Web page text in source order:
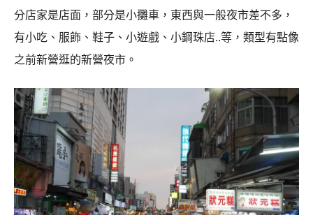
分店家是店面，部分是小攤車，東西與一般夜市差不多，
有小吃、服飾、鞋子、小遊戲、小鋼珠店..等，類型有點像
之前新營逛的新營夜市。